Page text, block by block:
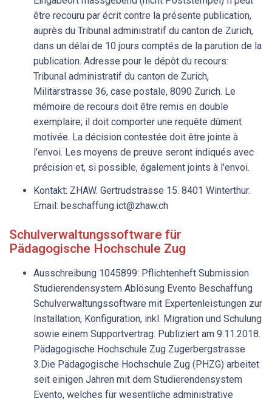
être recouru par écrit contre la présente publication,
auprès du Tribunal administratif du canton de Zurich,
dans un délai de 10 jours comptés de la parution de la
publication. Adresse pour le dépôt du recours:
Tribunal administratif du canton de Zurich,
Militärstrasse 36, case postale, 8090 Zurich. Le
mémoire de recours doit être remis en double
exemplaire; il doit comporter une requête dûment
motivée. La décision contestée doit être jointe à
l'envoi. Les moyens de preuve seront indiqués avec
précision et, si possible, également joints à l'envoi.
Kontakt: ZHAW. Gertrudstrasse 15. 8401 Winterthur.
Email: beschaffung.ict@zhaw.ch
Schulverwaltungssoftware für
Pädagogische Hochschule Zug
Ausschreibung 1045899: Pflichtenheft Submission
Studierendensystem Ablösung Evento Beschaffung
Schulverwaltungssoftware mit Expertenleistungen zur
Installation, Konfiguration, inkl. Migration und Schulung
sowie einem Supportvertrag. Publiziert am 9.11.2018.
Pädagogische Hochschule Zug Zugerbergstrasse
3.Die Pädagogische Hochschule Zug (PHZG) arbeitet
seit einigen Jahren mit dem Studierendensystem
Evento, welches für wesentliche administrative